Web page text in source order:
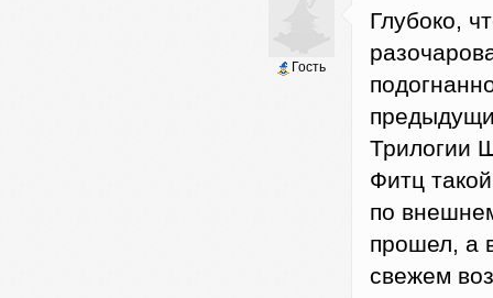
Гость
Глубоко,
Трилогии
Фитц
по
прошел, а
свежем